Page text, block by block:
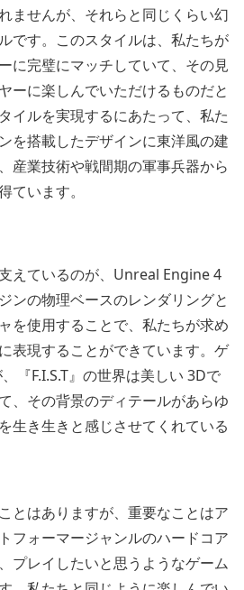
ませんが、それらと同じくらい幻
です。このスタイルは、私たちが
に完璧にマッチしていて、その見
ーに楽しんでいただけるものだと
イルを実現するにあたって、私た
を搭載したデザインに東洋風の建
産業技術や戦間期の軍事兵器から
ています。
えているのが、Unreal Engine 4
ンの物理ベースのレンダリングと
を使用することで、私たちが求め
表現することができています。ゲ
『F.I.S.T』の世界は美しい 3Dで
、その背景のディテールがあらゆ
生き生きと感じさせてくれている
とはありますが、重要なことはア
フォーマージャンルのハードコア
プレイしたいと思うようなゲーム